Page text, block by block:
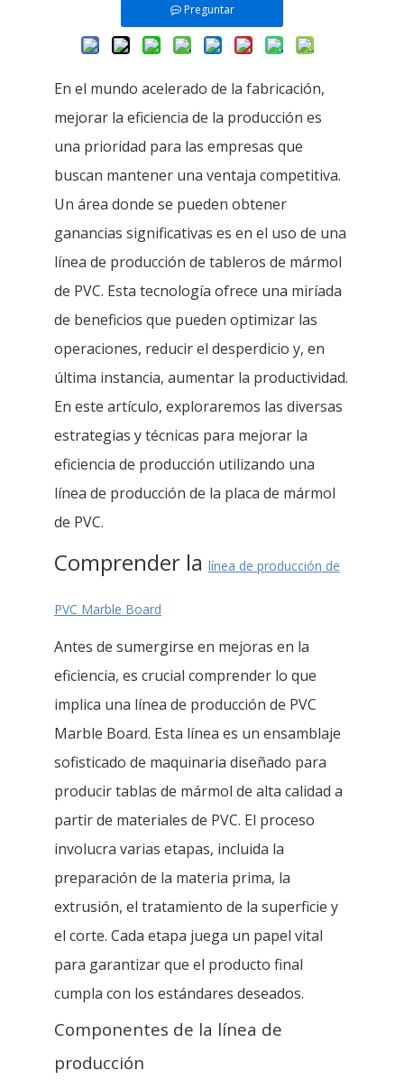
Preguntar
En el mundo acelerado de la fabricación,
mejorar la eficiencia de la producción es
una prioridad para las empresas que
buscan mantener una ventaja competitiva.
Un área donde se pueden obtener
ganancias significativas es en el uso de una
línea de producción de tableros de mármol
de PVC. Esta tecnología ofrece una miríada
de beneficios que pueden optimizar las
operaciones, reducir el desperdicio y, en
última instancia, aumentar la productividad.
En este artículo, exploraremos las diversas
estrategias y técnicas para mejorar la
eficiencia de producción utilizando una
línea de producción de la placa de mármol
de PVC.
Comprender la línea de producción de
PVC Marble Board
Antes de sumergirse en mejoras en la
eficiencia, es crucial comprender lo que
implica una línea de producción de PVC
Marble Board. Esta línea es un ensamblaje
sofisticado de maquinaria diseñado para
producir tablas de mármol de alta calidad a
partir de materiales de PVC. El proceso
involucra varias etapas, incluida la
preparación de la materia prima, la
extrusión, el tratamiento de la superficie y
el corte. Cada etapa juega un papel vital
para garantizar que el producto final
cumpla con los estándares deseados.
Componentes de la línea de
producción